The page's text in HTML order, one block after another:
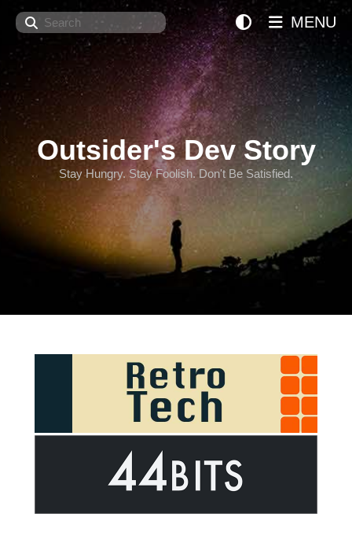
Search
Outsider's Dev Story
Stay Hungry. Stay Foolish. Don't Be Satisfied.
MENU